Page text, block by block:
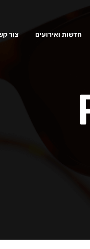
חדשות ואירועים צור